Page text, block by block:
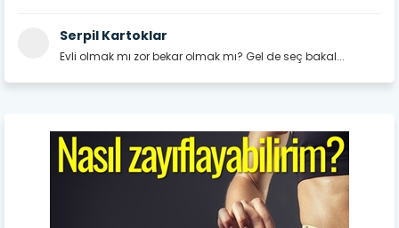
Serpil Kartoklar
Evli olmak mı zor bekar olmak mı? Gel de seç bakal...